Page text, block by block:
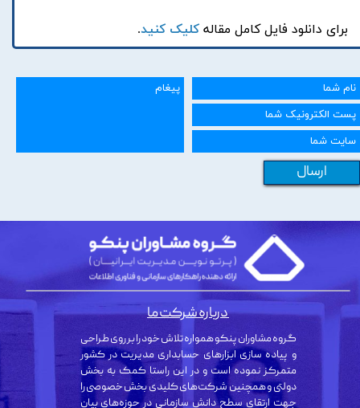
برای دانلود فایل کامل مقاله کلیک کنید.
ارسال
گروه مشاوران پنکو همواره تلاش خود را بر روی طراحی
و پیاده سازی ابزارهای حسابداری مدیریت در کشور
متمرکز نموده است و در این راستا کمک به بخش
دولتی و همچنین شرکت‌های کلیدی بخش خصوصی را
جهت ارتقای سطح دانش سازمانی در حوزه‌های بیان
درباره شرکت ما